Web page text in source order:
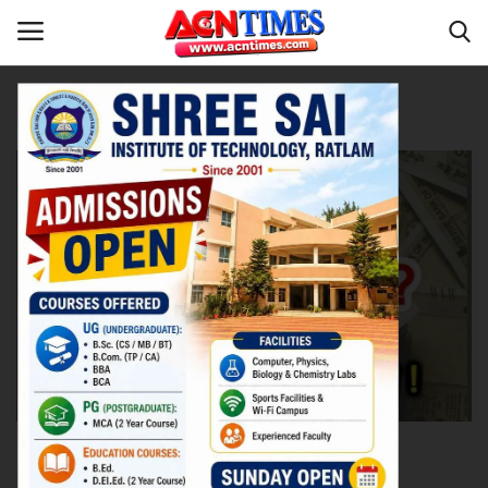
Home
Contact
नीर_का_तीर
मध्यप्रदेश
विदेश
उत्तर प्रदेश
Tag:UP Cabinet
देश